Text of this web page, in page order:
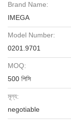
Brand Name:
IMEGA
Model Number:
0201.9701
MOQ:
500 পিসি
মূল্য:
negotiable